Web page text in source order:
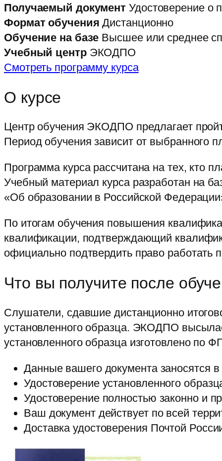
Получаемый документ Удостоверение о
Формат обучения Дистанционно
Обучение на базе Высшее или среднее
Учебный центрЭКОДПО
Смотреть программу курса
О курсе
Центр обучения ЭКОДПО предлагает
Период обучения зависит от выбранного
Программа курса рассчитана на тех, кто
Учебный материал курса разработан на
«Об образовании в Российской
По итогам обучения повышения
квалификации, подтверждающий
официально подтвердить право работать
Что вы получите после
Слушатели, сдавшие дистанционно
установленного образца. ЭКОДПО
установленного образца изготовлено по
Данные вашего документа
Удостоверение установленного
Удостоверение полностью законно и
Ваш документ действует по всей
Доставка удостоверения Почтой